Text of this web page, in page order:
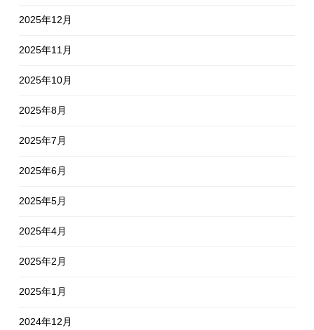
2025年12月
2025年11月
2025年10月
2025年8月
2025年7月
2025年6月
2025年5月
2025年4月
2025年2月
2025年1月
2024年12月